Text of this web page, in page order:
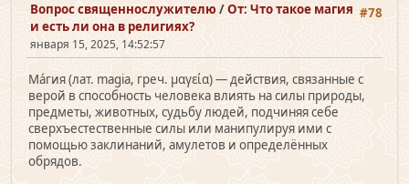
#78
Вопрос священно­служителю /От: Что такое магия
и есть ли она в религиях?
января 15, 2025, 14:52:57
Ма́гия (лат. magia, греч. μαγεία) — действия, связанные с
верой в способность человека влиять на силы природы,
предметы, животных, судьбу людей, подчиняя себе
сверхъестественные силы или манипулируя ими с
помощью заклинаний, амулетов и определённых
обрядов.